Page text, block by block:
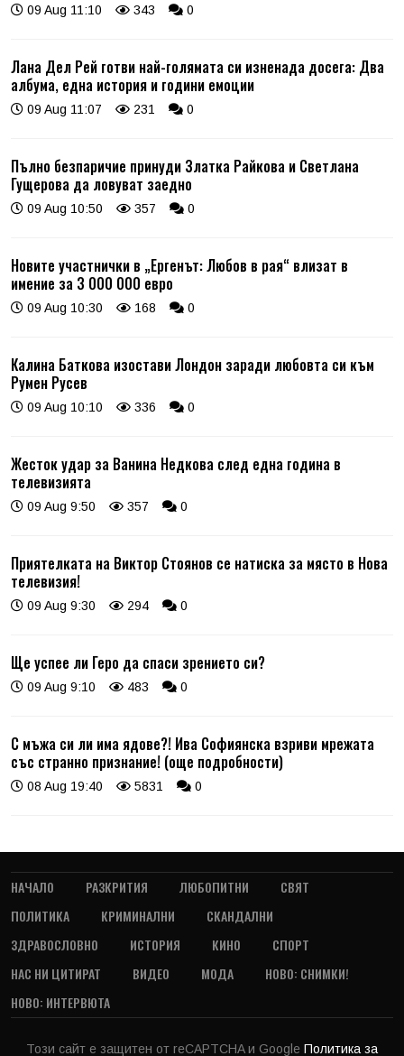
09 Aug 11:10 343 0
Лана Дел Рей готви най-голямата си изненада досега: Два
албума, една история и години емоции
09 Aug 11:07 231 0
Пълно безпаричие принуди Златка Райкова и Светлана
Гущерова да ловуват заедно
09 Aug 10:50 357 0
Новите участнички в „Ергенът: Любов в рая“ влизат в
имение за 3 000 000 евро
09 Aug 10:30 168 0
Калина Баткова изостави Лондон заради любовта си към
Румен Русев
09 Aug 10:10 336 0
Жесток удар за Ванина Недкова след една година в
телевизията
09 Aug 9:50 357 0
Приятелката на Виктор Стоянов се натиска за място в Нова
телевизия!
09 Aug 9:30 294 0
Ще успее ли Геро да спаси зрението си?
09 Aug 9:10 483 0
С мъжа си ли има ядове?! Ива Софиянска взриви мрежата
със странно признание! (още подробности)
08 Aug 19:40 5831 0
НАЧАЛО РАЗКРИТИЯ ЛЮБОПИТНИ
СВЯТ
ПОЛИТИКА
КРИМИНАЛНИ
СКАНДАЛНИ
ЗДРАВОСЛОВНО
ИСТОРИЯ КИНО
СПОРТ
НАС НИ ЦИТИРАТ
ВИДЕО МОДА
НОВО: СНИМКИ!
НОВО: ИНТЕРВЮТА
Този сайт е защитен от reCAPTCHA и Google Политика за